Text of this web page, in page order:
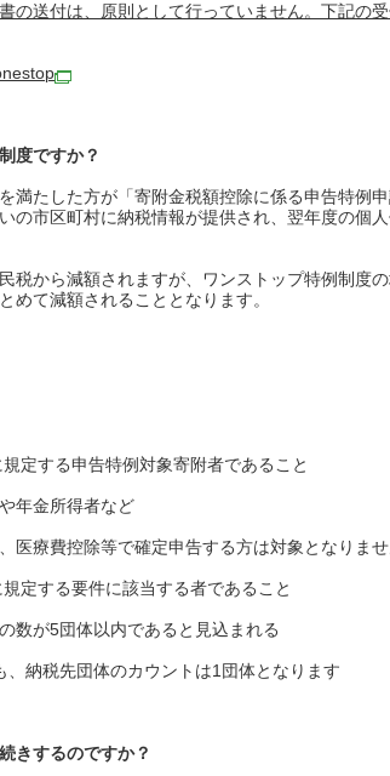
の送付は、原則として行っていません。下記の
度ですか？
満たした方が「寄附金税額控除に係る申告特例
の市区町村に納税情報が提供され、翌年度の個
税から減額されますが、ワンストップ特例制度
めて減額されることとなります。
定する申告特例対象寄附者であること
年金所得者など
療費控除等で確定申告する方は対象となりませ
定する要件に該当する者であること
数が5団体以内であると見込まれる
納税先団体のカウントは1団体となります
きするのですか？